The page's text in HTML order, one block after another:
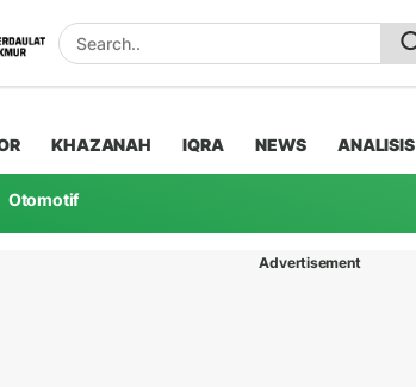
KHAZANAH IQRA NEWS ANALISIS
Otomotif
Advertisement